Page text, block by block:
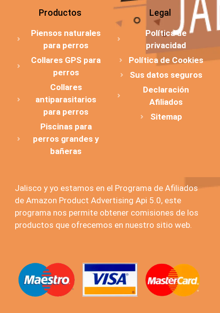
Productos
Piensos naturales
para perros
Collares GPS para
perros
Collares
antiparasitarios
para perros
Piscinas para
perros grandes y
bañeras
Legal
Política de
privacidad
Política de Cookies
Sus datos seguros
Declaración
Afiliados
Sitemap
Jalisco y yo estamos en el Programa de Afiliados
de Amazon Product Advertising Api 5.0, este
programa nos permite obtener comisiones de los
productos que ofrecemos en nuestro sitio web.